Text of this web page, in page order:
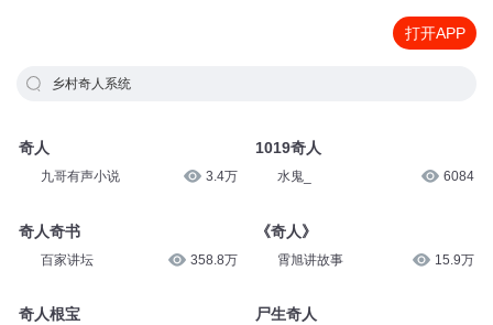
打开APP
乡村奇人系统
奇人
九哥有声小说 3.4万
奇人奇书
百家讲坛 358.8万
奇人根宝
1019奇人
水鬼_ 6084
《奇人》
霄旭讲故事 15.9万
尸生奇人